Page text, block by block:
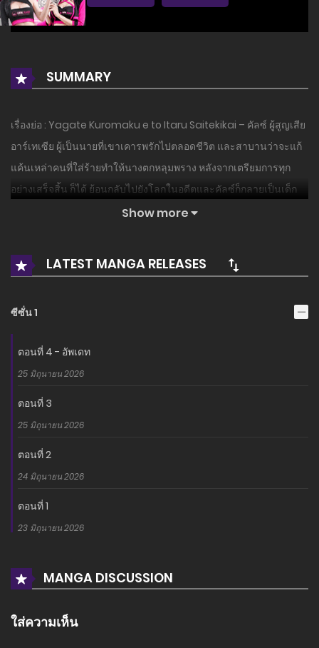
SUMMARY
เรื่องย่อ : Yagate Kuromaku e to Itaru Saitekikai – คัลซ์ ผู้สูญเสีย
อาร์เทเซีย ผู้เป็นนายที่เขาเคารพรักไปตลอดชีวิต และสาบานว่าจะแก้
แค้นเหล่าคนที่ใส่ร้ายทำให้นางตกหลุมพราง หลังจากเตรียมการทุก
อย่างเสร็จสิ้น ก็ได้ ย้อนกลับไปยังโลกในอดีตและคัลซ์ก็กลายเป็นเด็ก
อายุ 10 ปี เขาใช้ความรู้ที่ได้รับมาจากอนาคตเป็นอาวุธ และเริ่ม
อ่านเรื่องนี้ก่อนใครได้ที่ MANGA-LC.NET เท่านั้น!
Show more
LATEST MANGA RELEASES
ซีซั่น 1
ตอนที่ 4 - อัพเดท
25 มิถุนายน 2026
ตอนที่ 3
25 มิถุนายน 2026
ตอนที่ 2
24 มิถุนายน 2026
ตอนที่ 1
23 มิถุนายน 2026
MANGA DISCUSSION
ใส่ความเห็น